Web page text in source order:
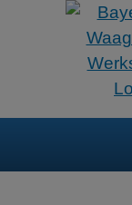
Zur
Vorgabe der
Optional: